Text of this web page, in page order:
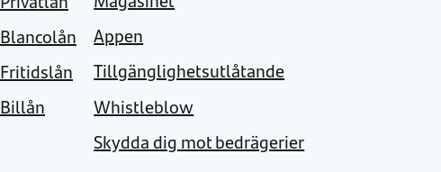
Blancolån
Fritidslån
Billån
Appen
Tillgänglighetsutlåtande
Whistleblow
Skydda dig mot bedrägerier